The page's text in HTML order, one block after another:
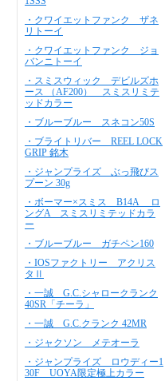
・クワイエットファンク ザネ
リトーイ
・クワイエットファンク ジョ
バンニトーイ
・スミスウィック デビルズホ
ース （AF200） スミスリミテ
ッドカラー
・ブルーブルー スネコン50S
・ブライトリバー REEL LOCK
GRIP 銘木
・ジャンプライズ ぶっ飛びス
プーン 30g
・ボーマー×スミス B14A ロ
ングA スミスリミテッドカラ
ー
・ブルーブルー ガチペン160
・IOSファクトリー アクリス
タⅡ
・一誠 G.C.シャロークランク
40SR「チーラ」
・一誠 G.C.クランク 42MR
・ジャクソン メテオーラ
・ジャンプライズ ロウディー1
30F UOYA限定極上カラー